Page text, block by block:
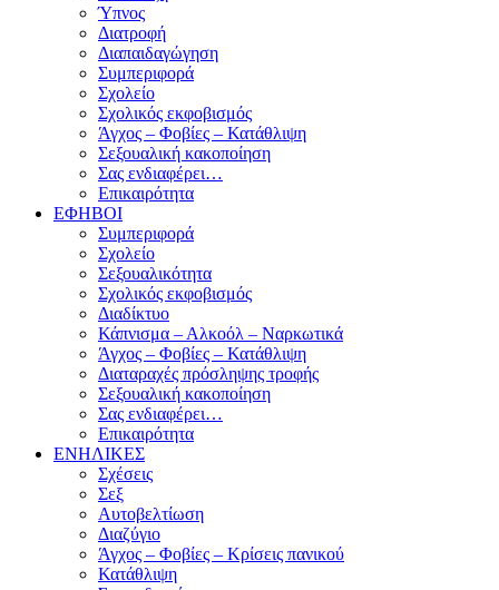
Ύπνος
Διατροφή
Διαπαιδαγώγηση
Συμπεριφορά
Σχολείο
Σχολικός εκφοβισμός
Άγχος – Φοβίες – Κατάθλιψη
Σεξουαλική κακοποίηση
Σας ενδιαφέρει…
Επικαιρότητα
ΕΦΗΒΟΙ
Συμπεριφορά
Σχολείο
Σεξουαλικότητα
Σχολικός εκφοβισμός
Διαδίκτυο
Κάπνισμα – Αλκοόλ – Ναρκωτικά
Άγχος – Φοβίες – Κατάθλιψη
Διαταραχές πρόσληψης τροφής
Σεξουαλική κακοποίηση
Σας ενδιαφέρει…
Επικαιρότητα
ΕΝΗΛΙΚΕΣ
Σχέσεις
Σεξ
Αυτοβελτίωση
Διαζύγιο
Άγχος – Φοβίες – Κρίσεις πανικού
Κατάθλιψη